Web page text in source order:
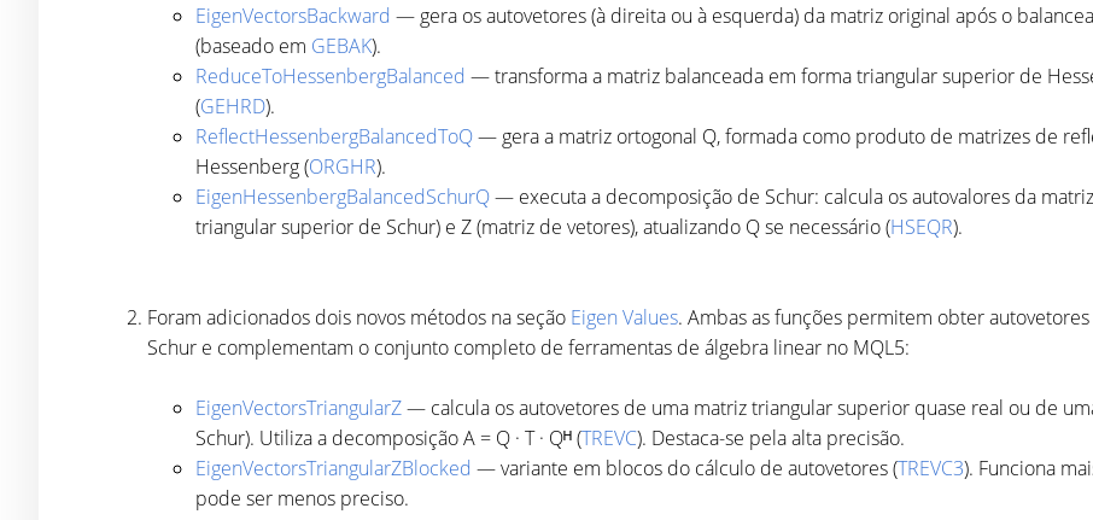
EigenVectorsBackward — gera os autovetores (à direita ou à esquerda) da matriz original após o
(baseado em GEBAK).
ReduceToHessenbergBalanced — transforma a matriz balanceada em forma triangular superior de
(GEHRD).
ReflectHessenbergBalancedToQ— gera a matriz ortogonal Q, formada como produto de matrizes de
Hessenberg (ORGHR).
EigenHessenbergBalancedSchurQ— executa a decomposição de Schur: calcula os autovalores da
triangular superior de Schur) e Z (matriz de vetores), atualizando Q se necessário (HSEQR).
Foram adicionados dois novos métodos na seção Eigen Values. Ambas as funções permitem obter
Schur e complementam o conjunto completo de ferramentas de álgebra linear no MQL5:
EigenVectorsTriangularZ— calcula os autovetores de uma matriz triangular superior quase real ou de
Schur). Utiliza a decomposição A = Q · T · Qᴴ (TREVC). Destaca-se pela alta precisão.
EigenVectorsTriangularZBlocked — variante em blocos do cálculo de autovetores (TREVC3). Funciona
pode ser menos preciso.